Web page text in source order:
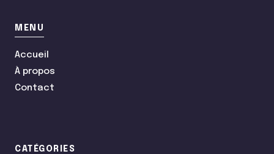
MENU
Accueil
À propos
Contact
CATÉGORIES